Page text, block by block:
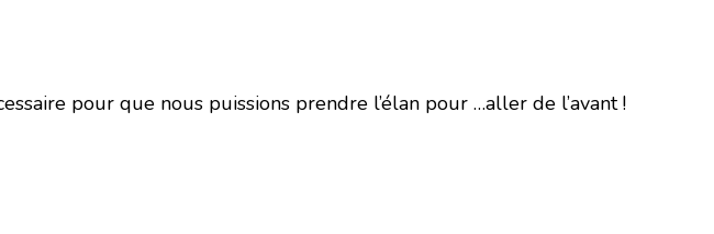
pour que nous puissions prendre l’élan pour …aller de l’avant !